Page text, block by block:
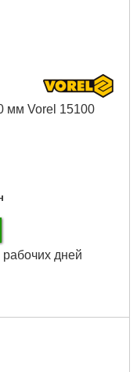
мм Vorel 15100
рабочих дней